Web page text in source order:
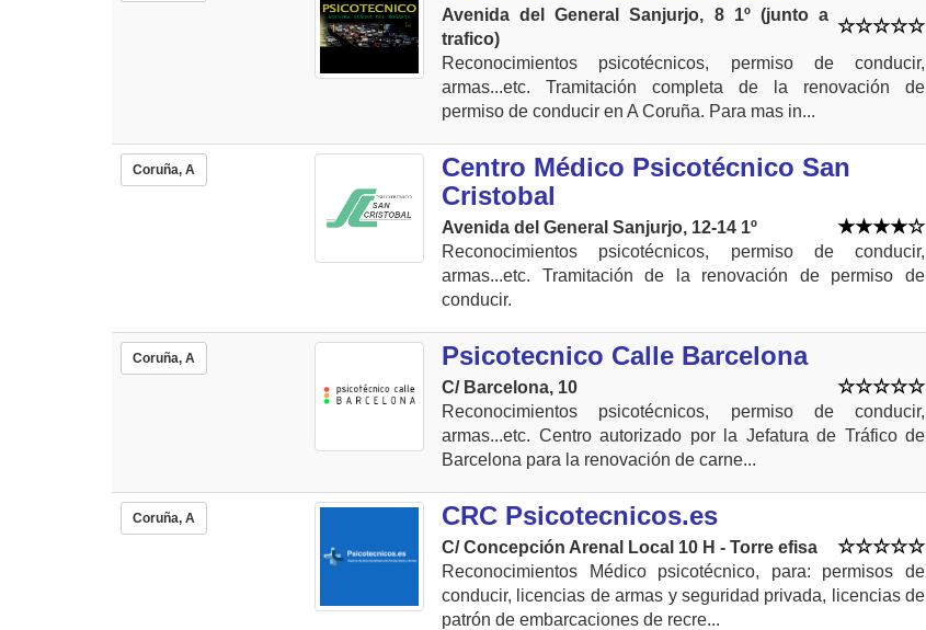
Avenida del General Sanjurjo, 8 1º (junto a
trafico)
Reconocimientos psicotécnicos, permiso de conducir,
armas...etc. Tramitación completa de la renovación de
permiso de conducir en A Coruña. Para mas in...
Coruña, A
Centro Médico Psicotécnico San
Cristobal
Avenida del General Sanjurjo, 12-14 1º
Reconocimientos psicotécnicos, permiso de conducir,
armas...etc. Tramitación de la renovación de permiso de
conducir.
Coruña, A Psicotecnico Calle Barcelona
C/ Barcelona, 10
Reconocimientos psicotécnicos, permiso de conducir,
armas...etc. Centro autorizado por la Jefatura de Tráfico de
Barcelona para la renovación de carne...
Coruña, A CRC Psicotecnicos.es
C/ Concepción Arenal Local 10 H - Torre efisa
Reconocimientos Médico psicotécnico, para: permisos de
conducir, licencias de armas y seguridad privada, licencias de
patrón de embarcaciones de recre...